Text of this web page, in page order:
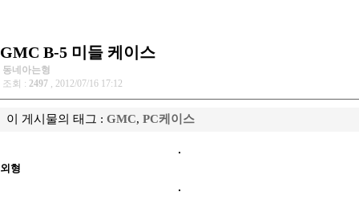
GMC B-5 미들 케이스
동네아는형
조회 : 2497 , 2012/07/16 17:12
이 게시물의 태그 : GMC, PC케이스
외형